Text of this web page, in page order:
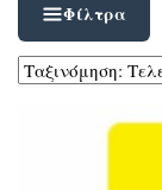
Φίλτρα